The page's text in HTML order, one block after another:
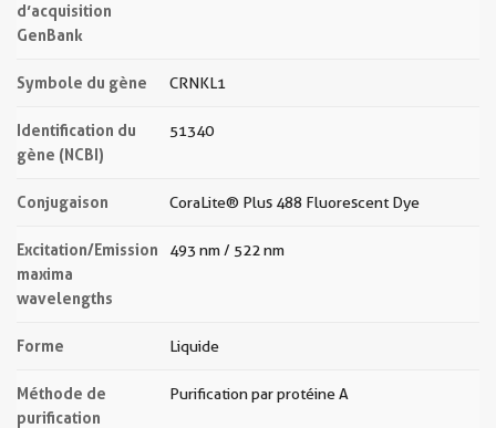
d’acquisition
GenBank
Symbole du gène CRNKL1
Identification du
gène (NCBI)
51340
Conjugaison CoraLite® Plus 488 Fluorescent Dye
Excitation/Emission
maxima
wavelengths
493 nm / 522 nm
Forme Liquide
Méthode de
purification
Purification par protéine A